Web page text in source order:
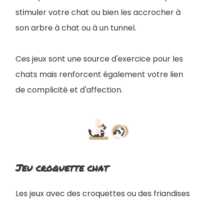
stimuler votre chat ou bien les accrocher à
son arbre à chat ou à un tunnel.
Ces jeux sont une source d'exercice pour les
chats mais renforcent également votre lien
de complicité et d'affection.
Jeu croquette chat
Les jeux avec des croquettes ou des friandises